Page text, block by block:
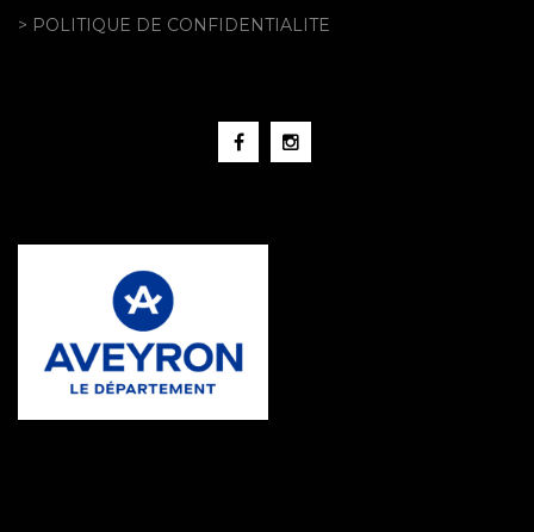
> POLITIQUE DE CONFIDENTIALITE